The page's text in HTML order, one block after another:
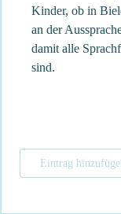
Kinder, ob in
an der
damit alle
sind.
Eintrag